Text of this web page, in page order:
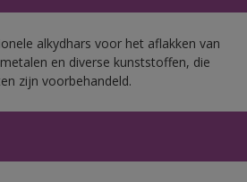
alkydhars voor het aflakken van
en diverse kunststoffen, die
zijn voorbehandeld.